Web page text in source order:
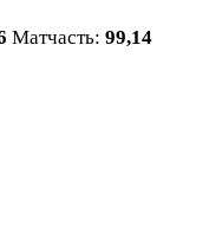
Матчасть: 99,14